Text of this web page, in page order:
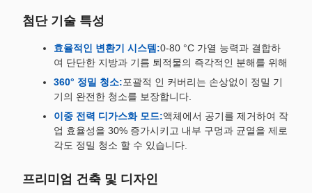
첨단 기술 특성
효율적인 변환기 시스템:0-80 °C 가열 능력과 결합하
여 단단한 지방과 기름 퇴적물의 즉각적인 분해를 위해
360° 정밀 청소:포괄적 인 커버리는 손상없이 정밀 기
기의 완전한 청소를 보장합니다.
이중 전력 디가스화 모드:액체에서 공기를 제거하여 작
업 효율성을 30% 증가시키고 내부 구멍과 균열을 제로
각도 정밀 청소 할 수 있습니다.
프리미엄 건축 및 디자인